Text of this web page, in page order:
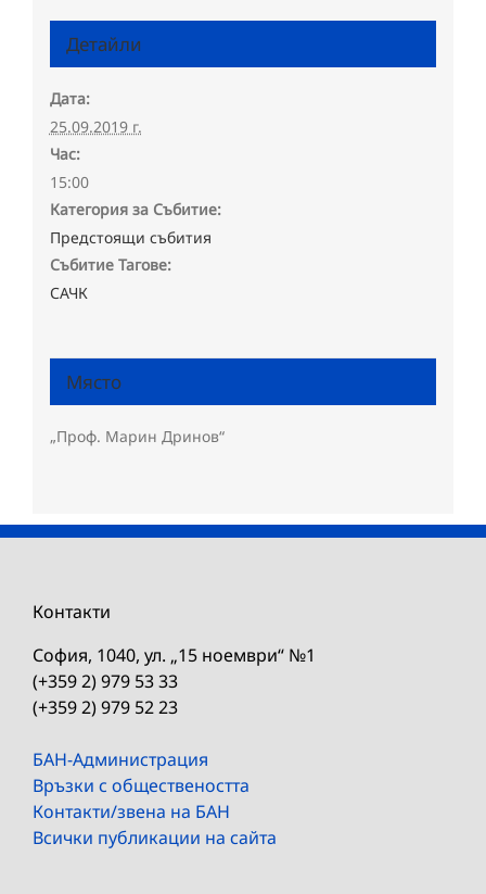
Детайли
Дата:
25.09.2019 г.
Час:
15:00
Категория за Събитие:
Предстоящи събития
Събитие Тагове:
САЧК
Място
„Проф. Марин Дринов“
Контакти
София, 1040, ул. „15 ноември“ №1
(+359 2) 979 53 33
(+359 2) 979 52 23
БАН-Администрация
Връзки с обществеността
Контакти/звена на БАН
Всички публикации на сайта